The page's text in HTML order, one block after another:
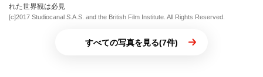
れた世界観は必見
[c]2017 Studiocanal S.A.S. and the British Film Institute. All Rights Reserved.
すべての写真を見る(7件)